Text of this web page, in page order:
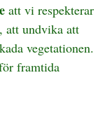
att vi respekterar
att undvika att
vegetationen.
framtida